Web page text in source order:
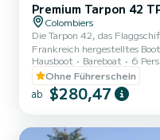
Premium Tarpon 42
Colombiers
Die Tarpon 42, das
Frankreich hergestelltes
Personen an Bord, ist jedoch
besteht aus 4 Kabinen : 1
Einzelbett, 1 Mittelkabine
Achterkabine und 1
Hausboot Bareboat 6 Pers.
Ohne Führerschein
ab $280,47